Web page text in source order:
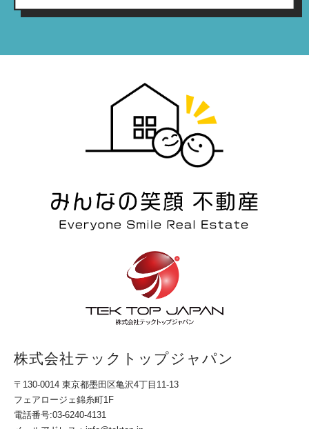
株式会社テックトップジャパン
〒130-0014 東京都墨田区亀沢4丁目11-13
フェアロージェ錦糸町1F
電話番号:03-6240-4131